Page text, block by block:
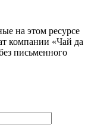
на этом ресурсе
компании «Чай да
письменного